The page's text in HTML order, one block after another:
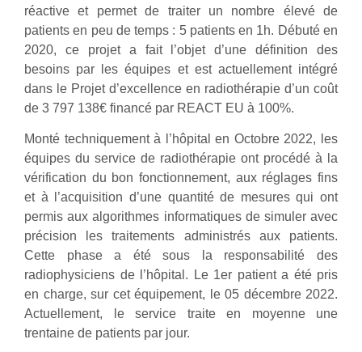
réactive et permet de traiter un nombre élevé de
patients en peu de temps : 5 patients en 1h. Débuté en
2020, ce projet a fait l’objet d’une définition des
besoins par les équipes et est actuellement intégré
dans le Projet d’excellence en radiothérapie d’un coût
de 3 797 138€ financé par REACT EU à 100%.
Monté techniquement à l’hôpital en Octobre 2022, les
équipes du service de radiothérapie ont procédé à la
vérification du bon fonctionnement, aux réglages fins
et à l’acquisition d’une quantité de mesures qui ont
permis aux algorithmes informatiques de simuler avec
précision les traitements administrés aux patients.
Cette phase a été sous la responsabilité des
radiophysiciens de l’hôpital. Le 1er patient a été pris
en charge, sur cet équipement, le 05 décembre 2022.
Actuellement, le service traite en moyenne une
trentaine de patients par jour.